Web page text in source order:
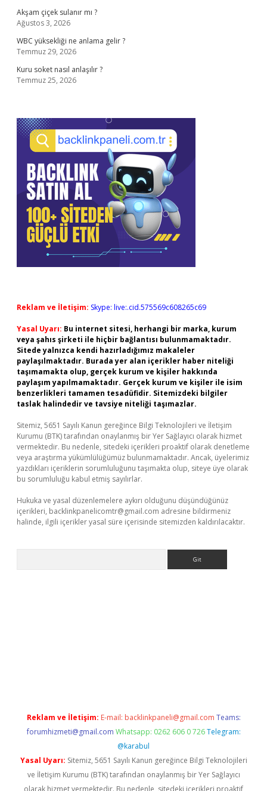
Akşam çiçek sulanır mı ?
Ağustos 3, 2026
WBC yüksekliği ne anlama gelir ?
Temmuz 29, 2026
Kuru soket nasıl anlaşılır ?
Temmuz 25, 2026
Reklam ve İletişim: Skype: live:.cid.575569c608265c69
Yasal Uyarı: Bu internet sitesi, herhangi bir marka, kurum
veya şahıs şirketi ile hiçbir bağlantısı bulunmamaktadır.
Sitede yalnızca kendi hazırladığımız makaleler
paylaşılmaktadır. Burada yer alan içerikler haber niteliği
taşımamakta olup, gerçek kurum ve kişiler hakkında
paylaşım yapılmamaktadır. Gerçek kurum ve kişiler ile isim
benzerlikleri tamamen tesadüfidir. Sitemizdeki bilgiler
taslak halindedir ve tavsiye niteliği taşımazlar.
Sitemiz, 5651 Sayılı Kanun gereğince Bilgi Teknolojileri ve İletişim
Kurumu (BTK) tarafından onaylanmış bir Yer Sağlayıcı olarak hizmet
vermektedir. Bu nedenle, sitedeki içerikleri proaktif olarak denetleme
veya araştırma yükümlülüğümüz bulunmamaktadır. Ancak, üyelerimiz
yazdıkları içeriklerin sorumluluğunu taşımakta olup, siteye üye olarak
bu sorumluluğu kabul etmiş sayılırlar.
Hukuka ve yasal düzenlemelere aykırı olduğunu düşündüğünüz
içerikleri, backlinkpanelicomtr@gmail.com adresine bildirmeniz
halinde, ilgili içerikler yasal süre içerisinde sitemizden kaldırılacaktır.
Reklam ve İletişim: E-mail: backlinkpaneli@gmail.com Teams:
forumhizmeti@gmail.com Whatsapp: 0262 606 0 726 Telegram:
@karabul
Yasal Uyarı: Sitemiz, 5651 Sayılı Kanun gereğince Bilgi Teknolojileri
ve İletişim Kurumu (BTK) tarafından onaylanmış bir Yer Sağlayıcı
olarak hizmet vermektedir. Bu nedenle, sitedeki içerikleri proaktif